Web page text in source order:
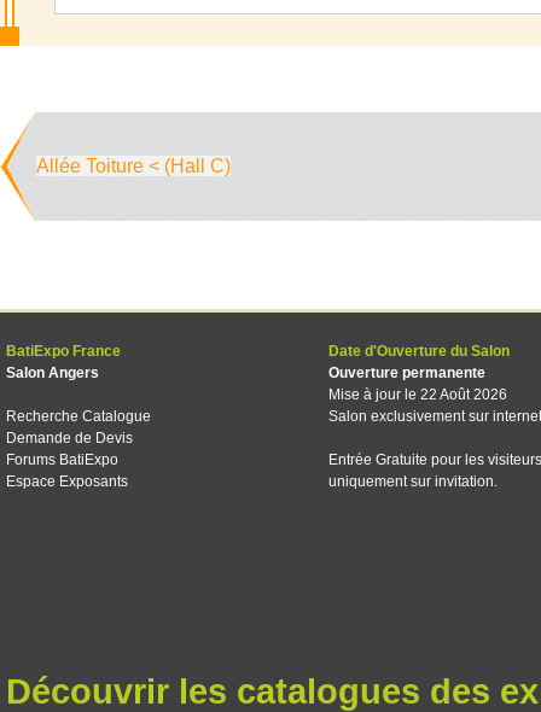
Allée Toiture < (Hall C)
BatiExpo France
Salon Angers
Recherche Catalogue
Demande de Devis
Forums BatiExpo
Espace Exposants
Date d'Ouverture du Salon
Ouverture permanente
Mise à jour le 22 Août 2026
Salon exclusivement sur internet
Entrée Gratuite pour les visiteurs
uniquement sur invitation.
Découvrir les catalogues des